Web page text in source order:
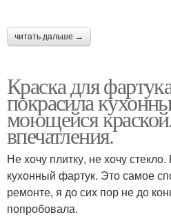
читать дальше →
Краска для
покрасила
моющейся
впечатления.
Не хочу плитку, не хочу
кухонный фартук. Это самое
ремонте, я до сих пор не до
попробовала.